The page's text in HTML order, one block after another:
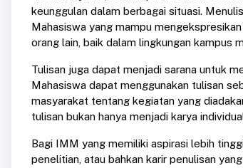
keunggulan dalam berbagai situasi.
Mahasiswa yang mampu
orang lain, baik dalam lingkungan kampus
Tulisan juga dapat menjadi sarana untuk
Mahasiswa dapat menggunakan tulisan
masyarakat tentang kegiatan yang
tulisan bukan hanya menjadi karya
Bagi IMM yang memiliki aspirasi lebih
penelitian, atau bahkan karir penulisan